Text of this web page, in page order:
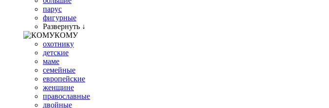
парус
фигурные
Развернуть ↓
КОМУ
охотнику
детские
маме
семейные
европейские
женщине
православные
двойные